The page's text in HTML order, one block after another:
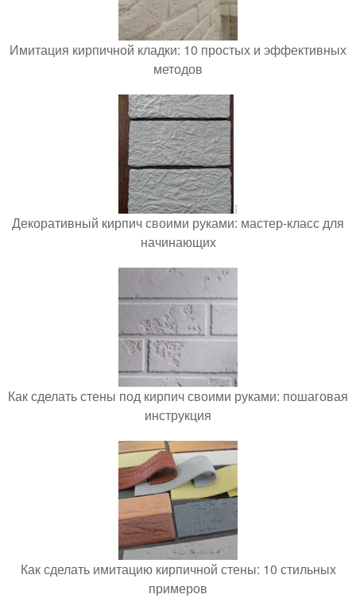
Имитация кирпичной кладки: 10 простых и эффективных
методов
Декоративный кирпич своими руками: мастер-класс для
начинающих
Как сделать стены под кирпич своими руками: пошаговая
инструкция
Как сделать имитацию кирпичной стены: 10 стильных
примеров